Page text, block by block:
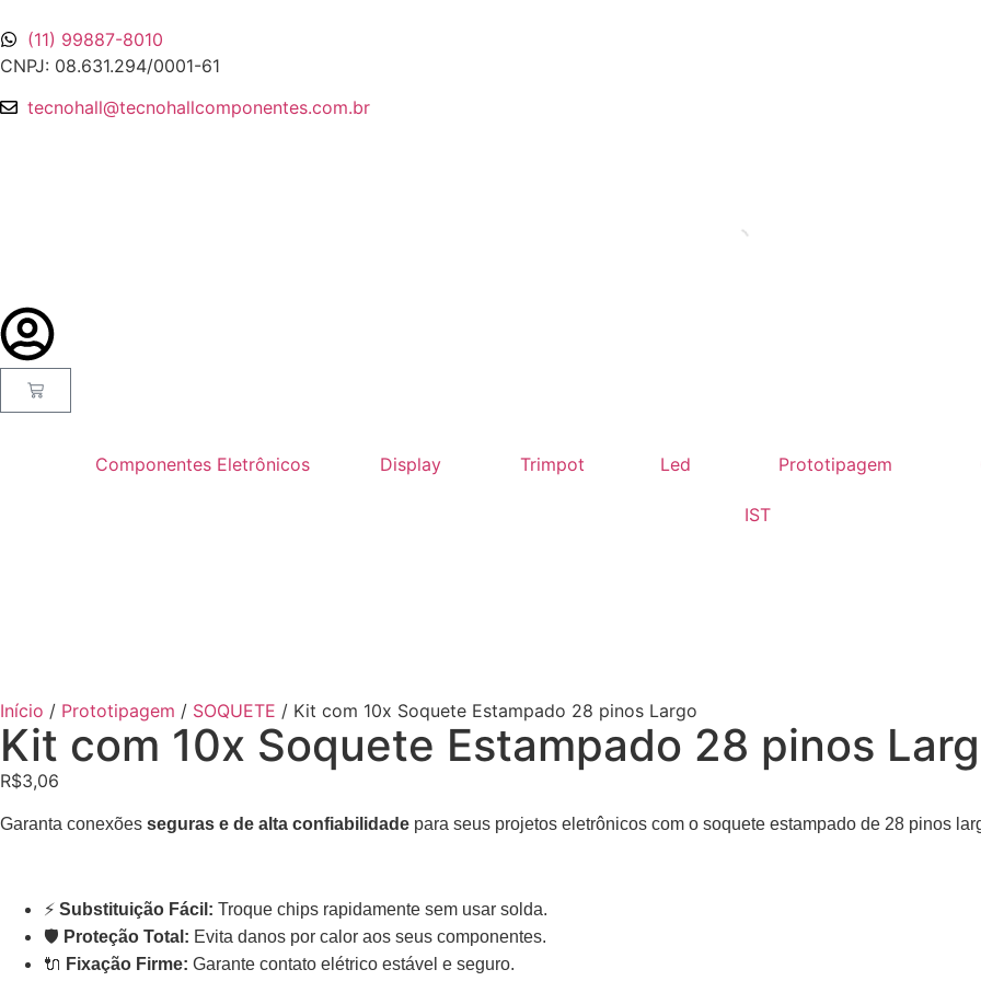
(11) 99887-8010
CNPJ: 08.631.294/0001-61
tecnohall@tecnohallcomponentes.com.br
Componentes Eletrônicos Display Trimpot Led Prototipagem
IST
Início / Prototipagem / SOQUETE / Kit com 10x Soquete Estampado 28 pinos Largo
Kit com 10x Soquete Estampado 28 pinos
R$3,06
Garanta conexões seguras e de alta confiabilidade para seus projetos eletrônicos com o soquete estampado de 28 pinos
⚡ Substituição Fácil: Troque chips rapidamente sem usar solda.
🛡️ Proteção Total: Evita danos por calor aos seus componentes.
🔌 Fixação Firme: Garante contato elétrico estável e seguro.